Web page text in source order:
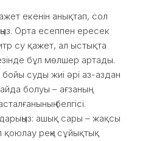
екенін анықтап, сол
Орта есеппен ересек
су қажет, ал ыстықта
бұл мөлшер артады.
суды жиі әрі аз-аздан
болуы – ағзаның
белгісі.
ашық сары – жақсы
қоюлау реңк сұйықтық